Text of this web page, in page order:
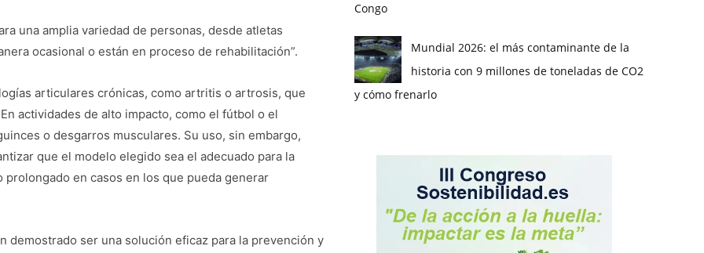
una amplia variedad de personas, desde atletas
ocasional o están en proceso de rehabilitación”.
articulares crónicas, como artritis o artrosis, que
actividades de alto impacto, como el fútbol o el
o desgarros musculares. Su uso, sin embargo,
que el modelo elegido sea el adecuado para la
en casos en los que pueda generar
ser una solución eficaz para la prevención y
Congo
Mundial 2026: el más contaminante de la
historia con 9 millones de toneladas de CO2
y cómo frenarlo